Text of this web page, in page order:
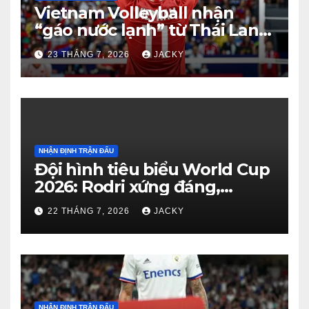
Vietnam Volleyball nhận
“gáo nước lạnh” từ Thái Lan:
Từ dẫn 2-0 đến thua ngược 2-
3 đầy tiếc nuối
23 THÁNG 7, 2026 JACKY
NHẬN ĐỊNH TRẬN ĐẤU
Đội hình tiêu biểu World Cup
2026: Rodri xứng đáng,
Haaland viết cổ tích, Vozinha
gây bất ngờ
22 THÁNG 7, 2026 JACKY